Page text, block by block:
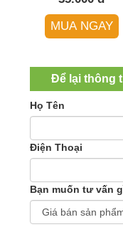
MUA NGAY
Để lại thông
Họ Tên
Điện Thoại
Bạn muốn tư vấn